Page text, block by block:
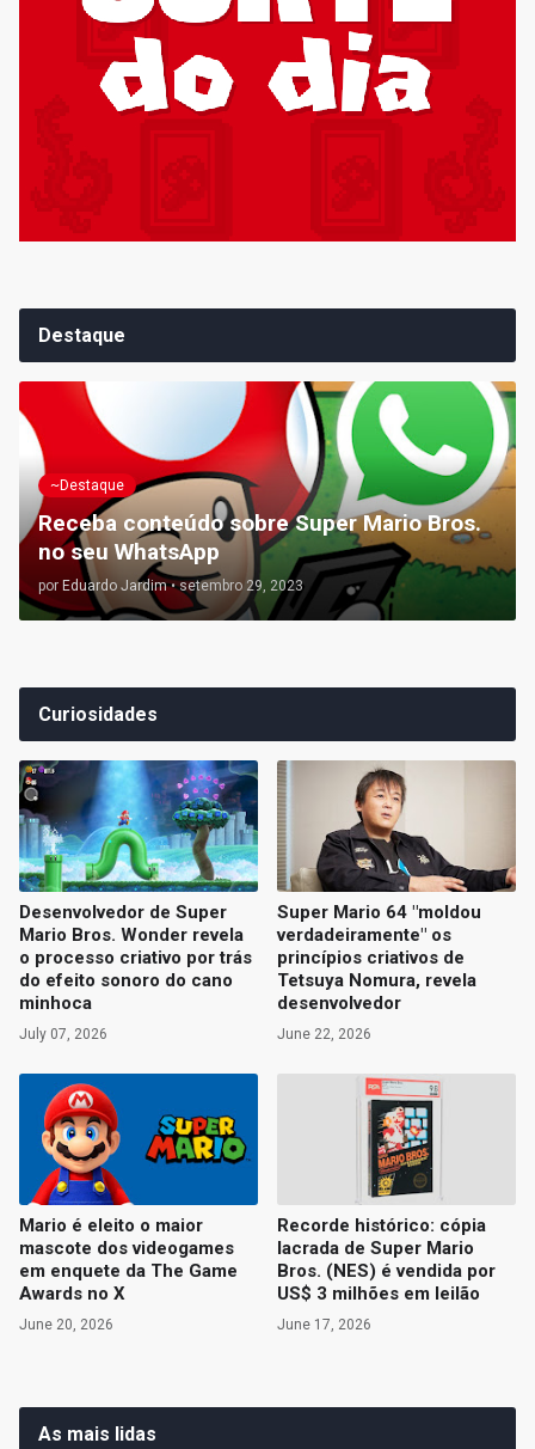
Destaque
~Destaque
Receba conteúdo sobre Super Mario Bros.
no seu WhatsApp
por Eduardo Jardim • setembro 29, 2023
Curiosidades
Desenvolvedor de Super
Mario Bros. Wonder revela
o processo criativo por trás
do efeito sonoro do cano
minhoca
July 07, 2026
Super Mario 64 "moldou
verdadeiramente" os
princípios criativos de
Tetsuya Nomura, revela
desenvolvedor
June 22, 2026
Mario é eleito o maior
mascote dos videogames
em enquete da The Game
Awards no X
June 20, 2026
Recorde histórico: cópia
lacrada de Super Mario
Bros. (NES) é vendida por
US$ 3 milhões em leilão
June 17, 2026
As mais lidas